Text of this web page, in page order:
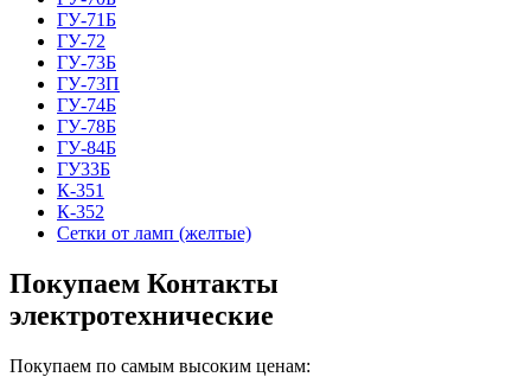
ГУ-71Б
ГУ-72
ГУ-73Б
ГУ-73П
ГУ-74Б
ГУ-78Б
ГУ-84Б
ГУ33Б
К-351
К-352
Сетки от ламп (желтые)
Покупаем Контакты
электротехнические
Покупаем по самым высоким ценам: